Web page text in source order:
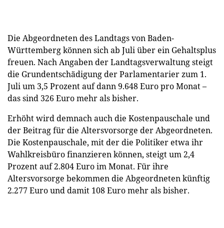
Die Abgeordneten des Landtags von Baden-
Württemberg können sich ab Juli über ein Gehaltsplus
freuen. Nach Angaben der Landtagsverwaltung steigt
die Grundentschädigung der Parlamentarier zum 1.
Juli um 3,5 Prozent auf dann 9.648 Euro pro Monat –
das sind 326 Euro mehr als bisher.
Erhöht wird demnach auch die Kostenpauschale und
der Beitrag für die Altersvorsorge der Abgeordneten.
Die Kostenpauschale, mit der die Politiker etwa ihr
Wahlkreisbüro finanzieren können, steigt um 2,4
Prozent auf 2.804 Euro im Monat. Für ihre
Altersvorsorge bekommen die Abgeordneten künftig
2.277 Euro und damit 108 Euro mehr als bisher.